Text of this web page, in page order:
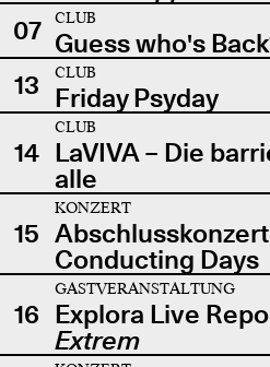
07
CLUB
Guess who's
13
CLUB
Friday Psyday
14
CLUB
LaVIVA – Die
alle
15
KONZERT
Conducting Days
16
GASTVERANSTALTUNG
Explora Live
Extrem